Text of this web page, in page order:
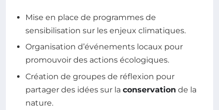
Mise en place de programmes de
sensibilisation sur les enjeux climatiques.
Organisation d’événements locaux pour
promouvoir des actions écologiques.
Création de groupes de réflexion pour
partager des idées sur la conservation de la
nature.